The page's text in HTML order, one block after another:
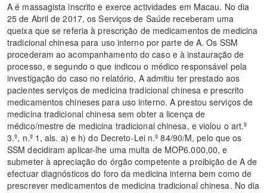
A é massagista inscrito e exerce actividades em Macau. No dia
25 de Abril de 2017, os Serviços de Saúde receberam uma
queixa que se referia à prescrição de medicamentos de medicina
tradicional chinesa para uso interno por parte de A. Os SSM
procederam ao acompanhamento do caso e à instauração de
processo, e segundo o que indicou o médico responsável pela
investigação do caso no relatório, A admitiu ter prestado aos
pacientes serviços de medicina tradicional chinesa e prescrito
medicamentos chineses para uso interno. A prestou serviços de
medicina tradicional chinesa sem obter a licença de
médico/mestre de medicina tradicional chinesa, e violou o art.º
3.º, n.º 1, als. a) e h) do Decreto-Lei n.º 84/90/M, pelo que os
SSM decidiram aplicar-lhe uma multa de MOP6.000,00, e
submeter à apreciação do órgão competente a proibição de A de
efectuar diagnósticos do foro da medicina interna bem como de
prescrever medicamentos de medicina tradicional chinesa. No dia